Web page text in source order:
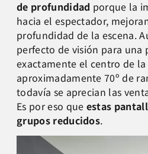
de profundidad porque la
hacia el espectador,
profundidad de la escena.
perfecto de visión para una
exactamente el centro de la
aproximadamente 70º de
todavía se aprecian las
Es por eso que estas
grupos reducidos.